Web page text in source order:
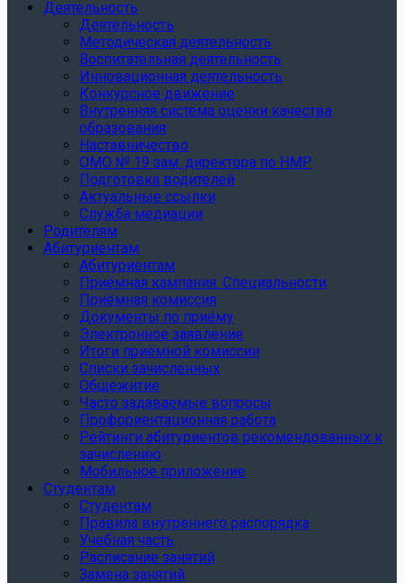
Деятельность
Деятельность
Методическая деятельность
Воспитательная деятельность
Инновационная деятельность
Конкурсное движение
Внутренняя система оценки качества
образования
Наставничество
ОМО № 19 зам. директора по НМР
Подготовка водителей
Актуальные ссылки
Служба медиации
Родителям
Абитуриентам
Абитуриентам
Приёмная кампания. Специальности
Приёмная комиссия
Документы по приёму
Электронное заявление
Итоги приёмной комиссии
Списки зачисленных
Общежитие
Часто задаваемые вопросы
Профориентационная работа
Рейтинги абитуриентов рекомендованных к
зачислению
Мобильное приложение
Студентам
Студентам
Правила внутреннего распорядка
Учебная часть
Расписание занятий
Замена занятий